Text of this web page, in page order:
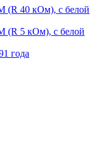
40 кОм), с белой
5 кОм), с белой
года